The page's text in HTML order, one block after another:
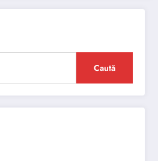
Caută